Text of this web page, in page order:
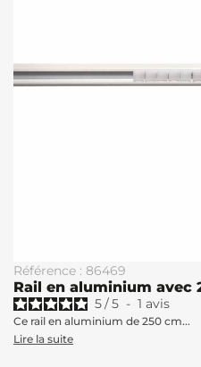
Référence : 86469
Rail en aluminium avec
5/5 - 1 avis
Ce rail en aluminium de 250 cm...
Lire la suite